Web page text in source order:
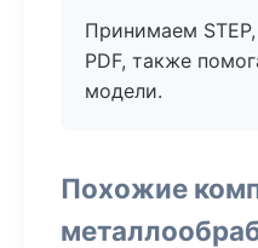
Принимаем STEP,
PDF, также
модели.
Похожие